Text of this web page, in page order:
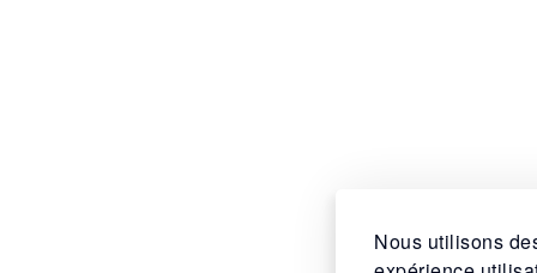
Nous utilisons